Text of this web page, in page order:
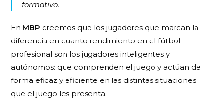
formativo.
En MBP creemos que los jugadores que marcan la
diferencia en cuanto rendimiento en el fútbol
profesional son los jugadores inteligentes y
autónomos: que comprenden el juego y actúan de
forma eficaz y eficiente en las distintas situaciones
que el juego les presenta.